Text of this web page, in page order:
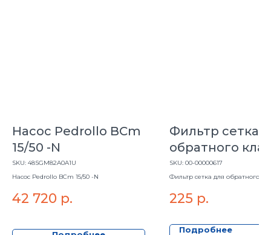
Насос Pedrollo BCm
15/50 -N
SKU: 48SGM82A0A1U
Насос Pedrollo BCm 15/50 -N
42 720 р.
Фильтр сетка
обратного
2"
SKU: 00-00000617
Фильтр сетка для обратного
225 р.
Подробнее